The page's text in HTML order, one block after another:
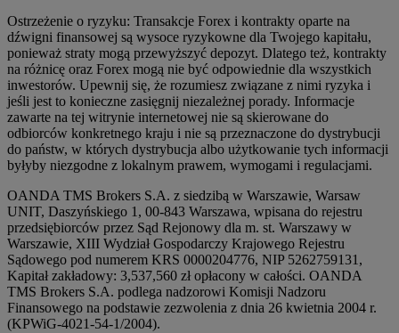
Ostrzeżenie o ryzyku: Transakcje Forex i kontrakty oparte na
dźwigni finansowej są wysoce ryzykowne dla Twojego kapitału,
ponieważ straty mogą przewyższyć depozyt. Dlatego też, kontrakty
na różnicę oraz Forex mogą nie być odpowiednie dla wszystkich
inwestorów. Upewnij się, że rozumiesz związane z nimi ryzyka i
jeśli jest to konieczne zasięgnij niezależnej porady. Informacje
zawarte na tej witrynie internetowej nie są skierowane do
odbiorców konkretnego kraju i nie są przeznaczone do dystrybucji
do państw, w których dystrybucja albo użytkowanie tych informacji
byłyby niezgodne z lokalnym prawem, wymogami i regulacjami.
OANDA TMS Brokers S.A. z siedzibą w Warszawie, Warsaw
UNIT, Daszyńskiego 1, 00-843 Warszawa, wpisana do rejestru
przedsiębiorców przez Sąd Rejonowy dla m. st. Warszawy w
Warszawie, XIII Wydział Gospodarczy Krajowego Rejestru
Sądowego pod numerem KRS 0000204776, NIP 5262759131,
Kapitał zakładowy: 3,537,560 zł opłacony w całości. OANDA
TMS Brokers S.A. podlega nadzorowi Komisji Nadzoru
Finansowego na podstawie zezwolenia z dnia 26 kwietnia 2004 r.
(KPWiG-4021-54-1/2004).